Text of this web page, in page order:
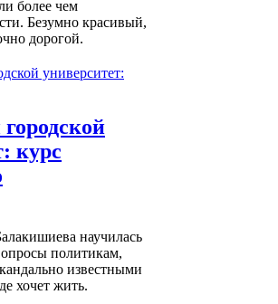
более чем
Безумно красивый,
дорогой.
курс
научилась
политикам,
известными
хочет жить.